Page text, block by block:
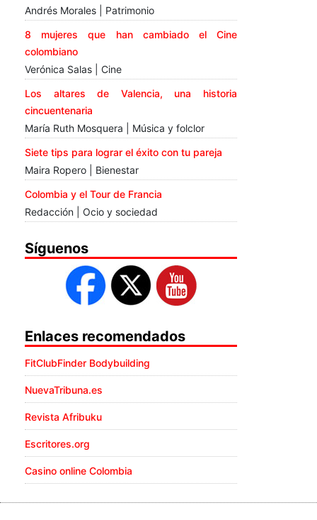
Andrés Morales | Patrimonio
8 mujeres que han cambiado el Cine
colombiano
Verónica Salas | Cine
Los altares de Valencia, una historia
cincuentenaria
María Ruth Mosquera | Música y folclor
Siete tips para lograr el éxito con tu pareja
Maira Ropero | Bienestar
Colombia y el Tour de Francia
Redacción | Ocio y sociedad
Síguenos
Enlaces recomendados
FitClubFinder Bodybuilding
NuevaTribuna.es
Revista Afribuku
Escritores.org
Casino online Colombia